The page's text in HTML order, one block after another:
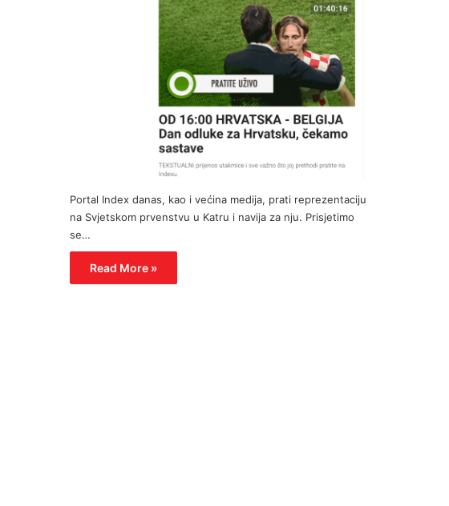
Portal Index danas, kao i većina medija, prati reprezentaciju
na Svjetskom prvenstvu u Katru i navija za nju. Prisjetimo
se…
Read More »